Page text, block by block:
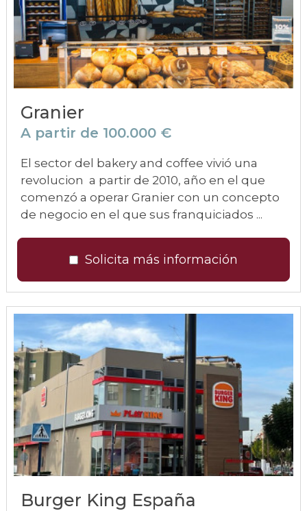
Granier
A partir de 100.000 €
El sector del bakery and coffee vivió una
revolucion a partir de 2010, año en el que
comenzó a operar Granier con un concepto
de negocio en el que sus franquiciados ...
Solicita más información
Burger King España